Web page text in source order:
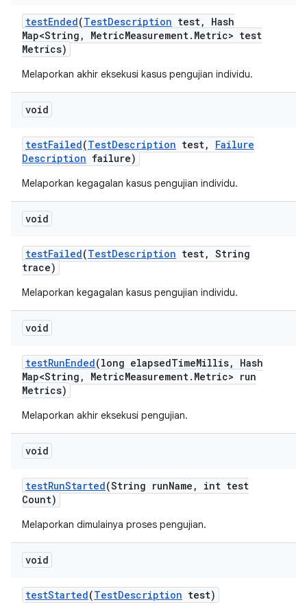
testEnded(TestDescription test,
Hash
Map<String , MetricMeasurement. Metric> test
Metrics)
Melaporkan akhir eksekusi kasus pengujian individu.
void
testFailed(TestDescription test,
Failure
Description failure)
Melaporkan kegagalan kasus pengujian individu.
void
testFailed(TestDescription test, String
trace)
Melaporkan kegagalan kasus pengujian individu.
void
testRunEnded(long elapsedTimeMillis,
Hash
Map<String , MetricMeasurement. Metric> run
Metrics)
Melaporkan akhir eksekusi pengujian.
void
testRunStarted(String runName ,
int test
Count)
Melaporkan dimulainya proses pengujian.
void
testStarted(TestDescription test)